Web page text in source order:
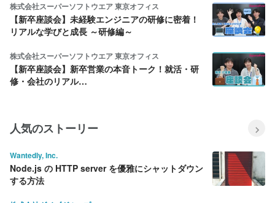
株式会社スーパーソフトウエア 東京オフィス
【新卒座談会】未経験エンジニアの研修に密着！
リアルな学びと成長 ～研修編～
株式会社スーパーソフトウエア 東京オフィス
【新卒座談会】新卒営業の本音トーク！就活・研
修・会社のリアル…
人気のストーリー
Wantedly, Inc.
Node.js の HTTP server を優雅にシャットダウン
する方法